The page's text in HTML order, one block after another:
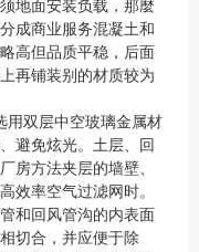
地面安装负载，那麼
成商业服务混凝土和
高但品质平稳，后面
再铺装别的材质较为
用双层中空玻璃金属材
避免炫光。土层、回
房方法夹层的墙壁、
效率空气过滤网时。
和回风管沟的内表面
切合，并应便于除